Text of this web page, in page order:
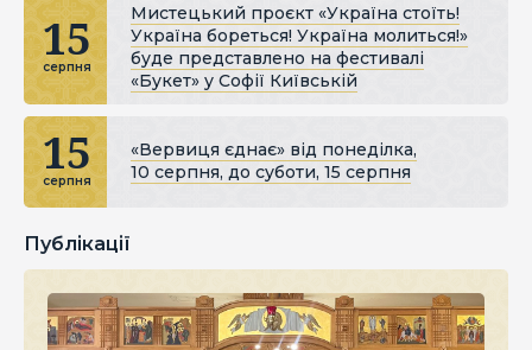
15
серпня
Мистецький проєкт «Україна стоїть!
Україна бореться! Україна молиться!»
буде представлено на фестивалі
«Букет» у Софії Київській
15
серпня
«Вервиця єднає» від понеділка,
10 серпня, до суботи, 15 серпня
Публікації